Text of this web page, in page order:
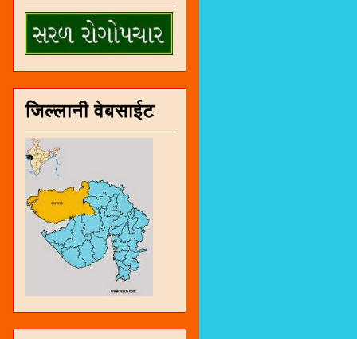
जिल्लानी वेबसाईट